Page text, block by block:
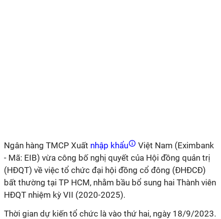
Ngân hàng TMCP Xuất nhập khẩu
Việt Nam (Eximbank
- Mã: EIB) vừa công bố nghị quyết của Hội đồng quản trị
(HĐQT) về việc tổ chức đại hội đồng cổ đông (ĐHĐCĐ)
bất thường tại TP HCM, nhằm bầu bổ sung hai Thành viên
HĐQT nhiệm kỳ VII (2020-2025).
Thời gian dự kiến tổ chức là vào thứ hai, ngày 18/9/2023.